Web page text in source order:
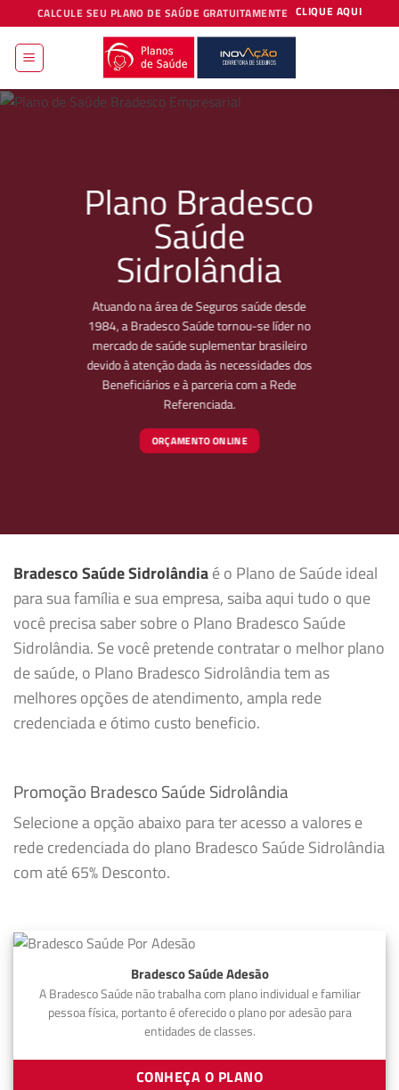
to
content
CALCULE SEU PLANO DE SAÚDE GRATUITAMENTE CLIQUE AQUI
Plano Bradesco
Saúde
Sidrolândia
Atuando na área de Seguros saúde desde
1984, a Bradesco Saúde tornou-se líder no
mercado de saúde suplementar brasileiro
devido à atenção dada às necessidades dos
Beneficiários e à parceria com a Rede
Referenciada.
ORÇAMENTO ONLINE
Bradesco Saúde Sidrolândiaé o Plano de Saúde ideal
para sua família e sua empresa, saiba aqui tudo o que
você precisa saber sobre o Plano Bradesco Saúde
Sidrolândia. Se você pretende contratar o melhor plano
de saúde, o Plano Bradesco Sidrolândia tem as
melhores opções de atendimento, ampla rede
credenciada e ótimo custo beneficio.
Promoção Bradesco Saúde Sidrolândia
Selecione a opção abaixo para ter acesso a valores e
rede credenciada do plano Bradesco Saúde Sidrolândia
com até 65% Desconto.
Bradesco Saúde Adesão
A Bradesco Saúde não trabalha com plano individual e familiar
pessoa física, portanto é oferecido o plano por adesão para
entidades de classes.
CONHEÇA O PLANO